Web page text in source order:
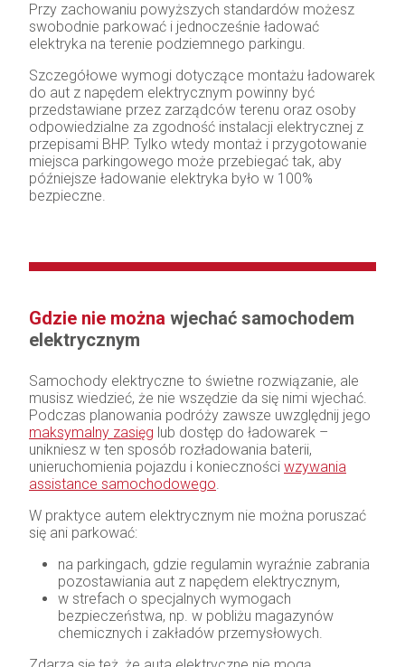
Przy zachowaniu powyższych standardów możesz
swobodnie parkować i jednocześnie ładować
elektryka na terenie podziemnego parkingu.
Szczegółowe wymogi dotyczące montażu ładowarek
do aut z napędem elektrycznym powinny być
przedstawiane przez zarządców terenu oraz osoby
odpowiedzialne za zgodność instalacji elektrycznej z
przepisami BHP. Tylko wtedy montaż i przygotowanie
miejsca parkingowego może przebiegać tak, aby
późniejsze ładowanie elektryka było w 100%
bezpieczne.
Gdzie nie można wjechać samochodem
elektrycznym
Samochody elektryczne to świetne rozwiązanie, ale
musisz wiedzieć, że nie wszędzie da się nimi wjechać.
Podczas planowania podróży zawsze uwzględnij jego
maksymalny zasięg lub dostęp do ładowarek –
unikniesz w ten sposób rozładowania baterii,
unieruchomienia pojazdu i konieczności wzywania
assistance samochodowego.
W praktyce autem elektrycznym nie można poruszać
się ani parkować:
na parkingach, gdzie regulamin wyraźnie zabrania
pozostawiania aut z napędem elektrycznym,
w strefach o specjalnych wymogach
bezpieczeństwa, np. w pobliżu magazynów
chemicznych i zakładów przemysłowych.